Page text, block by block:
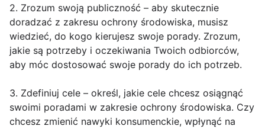
2. Zrozum swoją publiczność – aby skutecznie
doradzać z zakresu ochrony środowiska, musisz
wiedzieć, do kogo kierujesz swoje porady. Zrozum,
jakie są potrzeby i oczekiwania Twoich odbiorców,
aby móc dostosować swoje porady do ich potrzeb.
3. Zdefiniuj cele – określ, jakie cele chcesz osiągnąć
swoimi poradami w zakresie ochrony środowiska. Czy
chcesz zmienić nawyki konsumenckie, wpłynąć na